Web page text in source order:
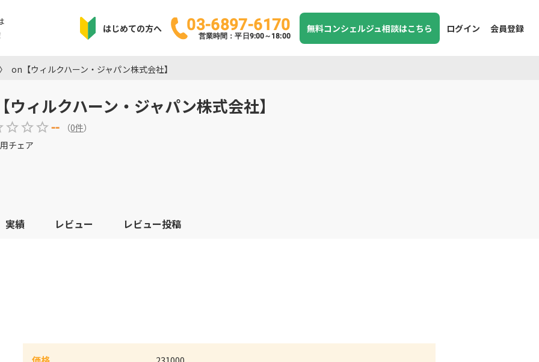
はじめての方へ 03-6897-6170
営業時間：平日9:00～18:00
無料コンシェルジュ相談はこちら ログイン 会員登録
on【ウィルクハーン・ジャパン株式会社】
ウィルクハーン・ジャパン株式会社】
-- （0件）
チェア
実績 レビュー レビュー投稿